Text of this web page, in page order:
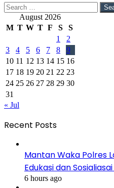
Search
for: August 2026
M T W T F S
S
1
2
3
4 5 6 7 8
9
10 11 12 13 14 15 16
17 18 19 20 21 22 23
24 25 26 27 28 29 30
31
« Jul
Recent Posts
Mantan Waka Polres
Edukasi dan
6 hours ago